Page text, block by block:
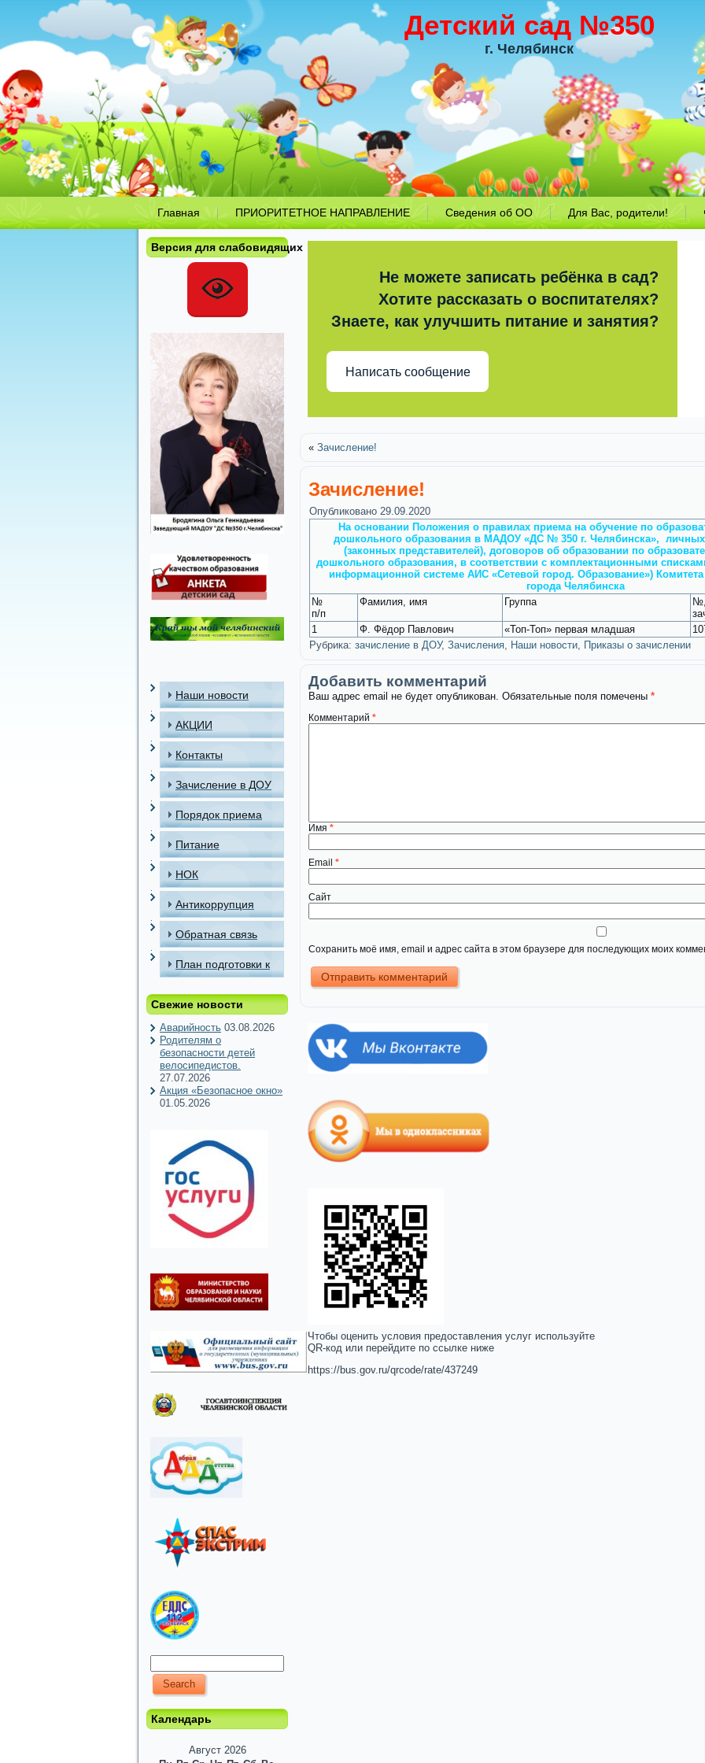
Детский сад №350
г. Челябинск
Главная ПРИОРИТЕТНОЕ НАПРАВЛЕНИЕ Сведения об ОО Для Вас, родители!
Версия для слабовидящих
Наши новости
АКЦИИ
Контакты
Зачисление в ДОУ
Порядок приема
детей в МАДОУ
Питание
НОК
Антикоррупция
Обратная связь
План подготовки к
периоду
Свежие новости
Аварийность 03.08.2026
Родителям о
безопасности детей
велосипедистов.
27.07.2026
Акция «Безопасное окно»
01.05.2026
Календарь
Август 2026
Не можете записать ребёнка в сад?
Хотите рассказать о воспитателях?
Знаете, как улучшить питание и занятия?
Написать сообщение
« Зачисление!
Зачисление!
Опубликовано 29.09.2020
На основании Положения о правилах приема на обучение по
дошкольного образования в МАДОУ «ДС № 350 г. Челябинска», личных
(законных представителей), договоров об образовании по
дошкольного образования, в соответствии с комплектационными
информационной системе АИС «Сетевой город. Образование»)
города Челябинска
№
п/п
Фамилия, имя Группа
№,
1
Ф. Фёдор Павлович «Топ-Топ» первая младшая
Рубрика: зачисление в ДОУ, Зачисления, Наши новости, Приказы о зачислении
Добавить комментарий
Ваш адрес email не будет опубликован. Обязательные поля помечены *
Комментарий *
Имя *
Email *
Сайт
Сохранить моё имя, email и адрес сайта в этом браузере для последующих моих
Чтобы оценить условия предоставления услуг используйте
QR-код или перейдите по ссылке ниже
https://bus.gov.ru/qrcode/rate/437249